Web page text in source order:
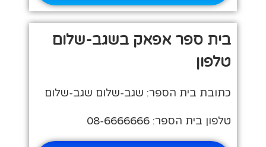
בית ספר אפאק בשגב-שלום
טלפון
כתובת בית הספר: שגב-שלום שגב-שלום
טלפון בית הספר: 08-6666666